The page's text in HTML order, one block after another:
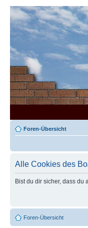
Foren-Übersicht
Alle Cookies des
Bist du dir sicher, dass du
Foren-Übersicht